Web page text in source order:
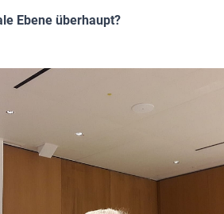
Ebene überhaupt?